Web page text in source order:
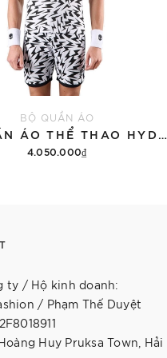
BỘ QUẦN ÁO
BỘ QUẦN ÁO THỂ THAO HYDROGEN THUNDERS TECH
4.050.000₫
ty / Hộ kinh doanh:
/ Phạm Thế Duyệt
Huy Pruksa Town, Hải